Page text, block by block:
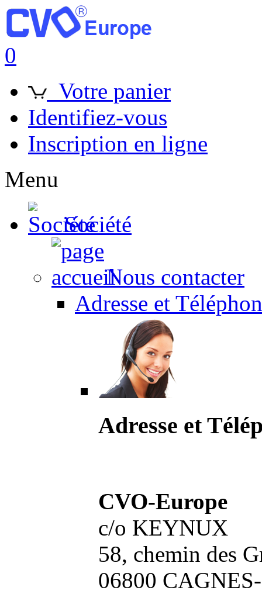
0
Votre panier
Identifiez-vous
Inscription en ligne
Menu
Société
Nous contacter
Adresse et
Adresse et
CVO-Europe
c/o KEYNUX
58, chemin des
06800